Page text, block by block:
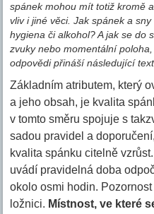
spánek mohou mít totiž kromě
vliv i jiné věci. Jak spánek a
hygiena či alkohol? A jak se do
zvuky nebo momentální
odpovědi přináší následující text.
Základním atributem, který
a jeho obsah, je kvalita
v tomto směru spojuje s
sadou pravidel a
kvalita spánku citelně
uvádí pravidelná doba
okolo osmi hodin.
ložnici. Místnost, ve které